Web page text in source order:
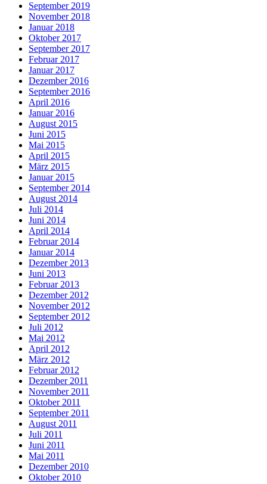
September 2019
November 2018
Januar 2018
Oktober 2017
September 2017
Februar 2017
Januar 2017
Dezember 2016
September 2016
April 2016
Januar 2016
August 2015
Juni 2015
Mai 2015
April 2015
März 2015
Januar 2015
September 2014
August 2014
Juli 2014
Juni 2014
April 2014
Februar 2014
Januar 2014
Dezember 2013
Juni 2013
Februar 2013
Dezember 2012
November 2012
September 2012
Juli 2012
Mai 2012
April 2012
März 2012
Februar 2012
Dezember 2011
November 2011
Oktober 2011
September 2011
August 2011
Juli 2011
Juni 2011
Mai 2011
Dezember 2010
Oktober 2010